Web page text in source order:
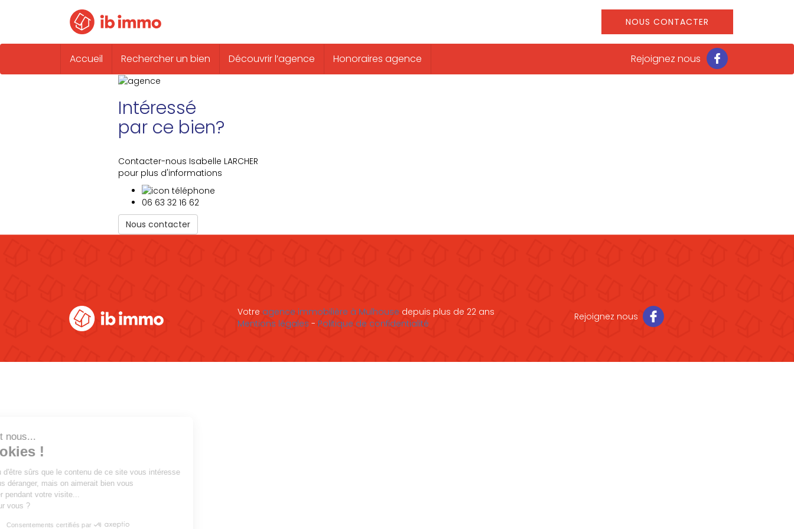
NOUS CONTACTER
Accueil Rechercher un bien Découvrir l’agence Honoraires agence Rejoignez nous
Intéressé
par ce bien?
Contacter-nous Isabelle LARCHER
pour plus d'informations
06 63 32 16 62
Nous contacter
Votre agence immobilière à Mulhouse depuis plus de 22 ans
Mentions légales - Politique de confidentialité
Rejoignez nous
Salut c'est nous...
les Cookies !
On a attendu d'être sûrs que le contenu de ce site vous intéresse
avant de vous déranger, mais on aimerait bien vous
accompagner pendant votre visite...
C'est OK pour vous ?
Consentements certifiés par